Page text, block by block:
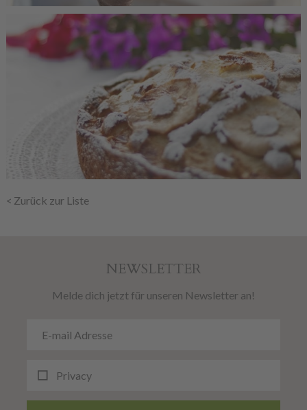
Zurück zur Liste
NEWSLETTER
Melde dich jetzt für unseren Newsletter an!
Privacy